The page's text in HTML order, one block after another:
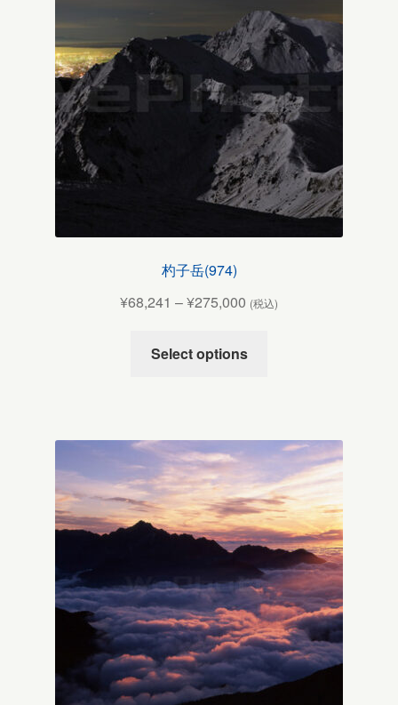
杓子岳(974)
¥68,241 –¥275,000 (税込)
Select options